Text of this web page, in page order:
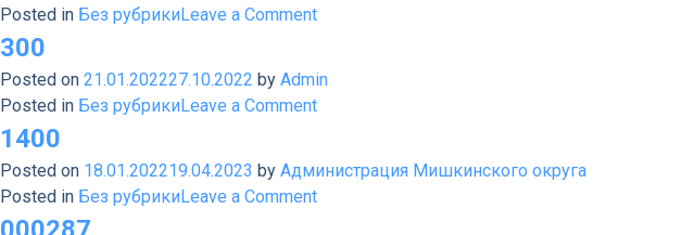
Posted in Без рубрикиLeave a Commenton
300
Posted on 21.01.202227.10.2022 by Admin
Posted in Без рубрикиLeave a Commenton
1400
Posted on 18.01.202219.04.2023 by Администрация Мишкинского округа
Posted in Без рубрикиLeave a Commenton